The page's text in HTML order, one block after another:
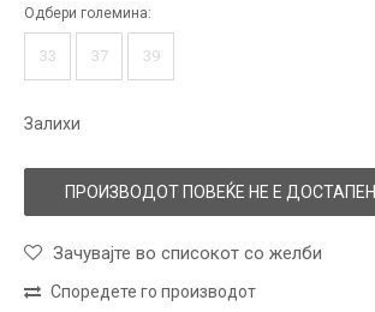
Одбери големина:
33 37 39
Залихи
ПРОИЗВОДОТ ПОВЕЌЕ НЕ Е ДОСТАПЕН
Зачувајте во списокот со желби
Споредете го производот